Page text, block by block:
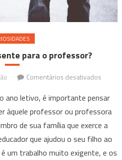
para o professor?
Comentários desativados
que
dar
de
para
ano letivo, é importante pensar
àquele professor ou professora
de sua família que exerce a
que ajudou o seu filho ao
um trabalho muito exigente, e os